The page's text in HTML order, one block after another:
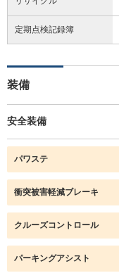
定期点検記録簿
装備
安全装備
パワステ
衝突被害軽減ブレーキ
クルーズコントロール
パーキングアシスト